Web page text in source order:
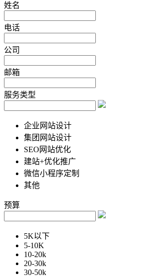
姓名
电话
公司
邮箱
服务类型
企业网站设计
集团网站设计
SEO网站优化
建站+优化推广
微信小程序定制
其他
预算
5K以下
5-10K
10-20k
20-30k
30-50k